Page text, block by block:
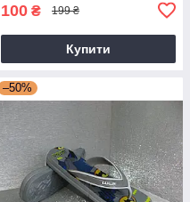
100 ₴ 199 ₴
Купити
–50%